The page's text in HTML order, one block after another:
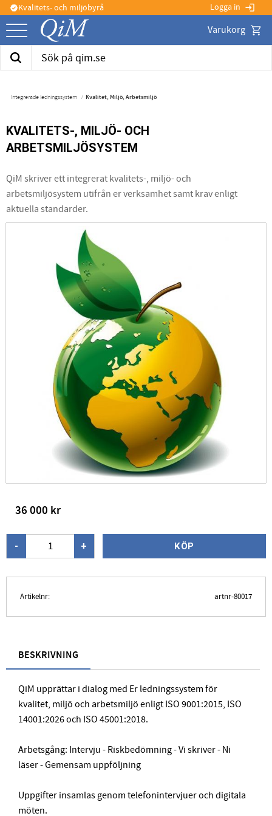
Meny
verifiedKvalitets- och miljöbyrå Logga in login
Integrerade ledningssystem Kvalitet, Miljö, Arbetsmiljö
KVALITETS-, MILJÖ- OCH
ARBETSMILJÖSYSTEM
QiM skriver ett integrerat kvalitets-, miljö- och
arbetsmiljösystem utifrån er verksamhet samt krav enligt
aktuella standarder.
36 000 kr
+
- KÖP
Artikelnr artnr-80017
BESKRIVNING
QiM upprättar i dialog med Er ledningssystem för
kvalitet, miljö och arbetsmiljö enligt ISO 9001:2015, ISO
14001:2026 och ISO 45001:2018.
Arbetsgång: Intervju - Riskbedömning - Vi skriver - Ni
läser - Gemensam uppföljning
Uppgifter insamlas genom telefonintervjuer och digitala
möten.